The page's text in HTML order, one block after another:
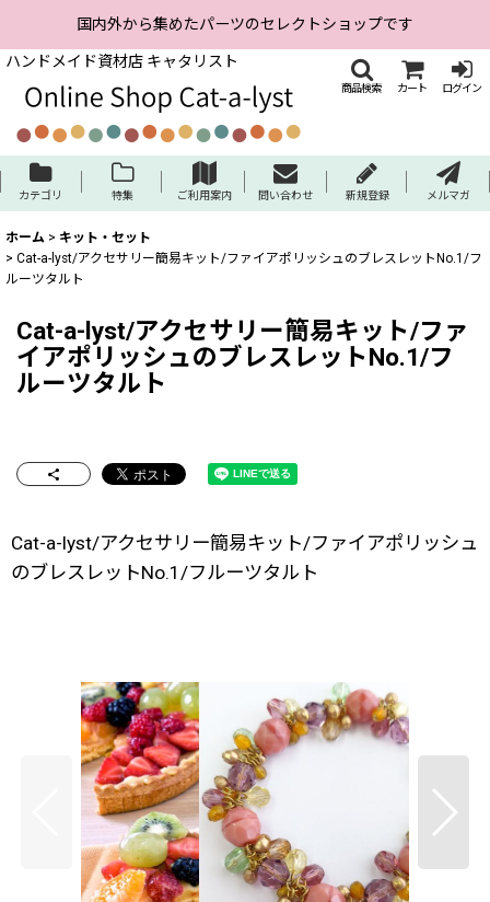
国内外から集めたパーツのセレクトショップです
ハンドメイド資材店 キャタリスト
商品検索 カート ログイン
カテゴリ 特集 ご利用案内 問い合わせ 新規登録 メルマガ
ホーム > キット・セット
> Cat-a-lyst/アクセサリー簡易キット/ファイアポリッシュのブレスレットNo.1/フ
ルーツタルト
Cat-a-lyst/アクセサリー簡易キット/ファ
イアポリッシュのブレスレットNo.1/フ
ルーツタルト
Cat-a-lyst/アクセサリー簡易キット/ファイアポリッシュ
のブレスレットNo.1/フルーツタルト